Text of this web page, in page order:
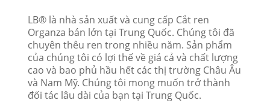
LB® là nhà sản xuất và cung cấp Cắt ren
Organza bán lớn tại Trung Quốc. Chúng tôi đã
chuyên thêu ren trong nhiều năm. Sản phẩm
của chúng tôi có lợi thế về giá cả và chất lượng
cao và bao phủ hầu hết các thị trường Châu Âu
và Nam Mỹ. Chúng tôi mong muốn trở thành
đối tác lâu dài của bạn tại Trung Quốc.